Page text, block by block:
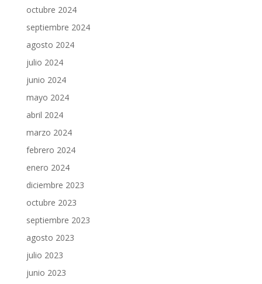
octubre 2024
septiembre 2024
agosto 2024
julio 2024
junio 2024
mayo 2024
abril 2024
marzo 2024
febrero 2024
enero 2024
diciembre 2023
octubre 2023
septiembre 2023
agosto 2023
julio 2023
junio 2023